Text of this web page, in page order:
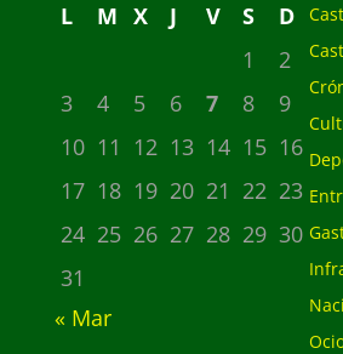
L M X J V S
D
1
2
3
4 5 6 7 8
9
10 11 12 13 14 15 16
17 18 19 20 21 22 23
24 25 26 27 28 29 30
31
« Mar